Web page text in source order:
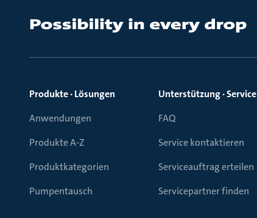
Produkte · Lösungen
Anwendungen
Produkte A-Z
Produktkategorien
Pumpentausch
Unterstützung · Service
FAQ
Service kontaktieren
Serviceauftrag erteilen
Servicepartner finden